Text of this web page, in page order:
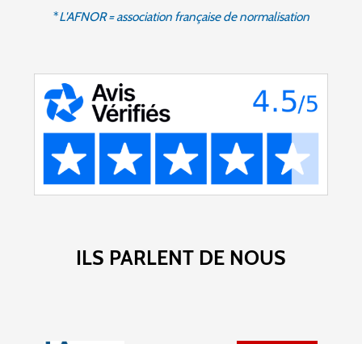
*L'AFNOR = association française de normalisation
ILS PARLENT DE NOUS